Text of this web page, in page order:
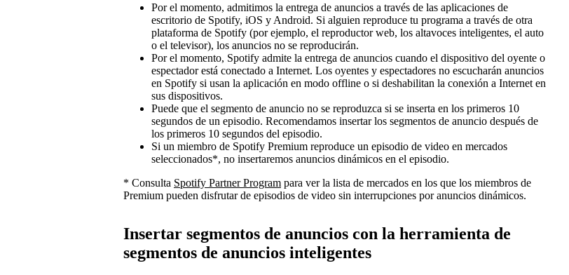
Por el momento, admitimos la entrega de anuncios a través de las aplicaciones de
escritorio de Spotify, iOS y Android. Si alguien reproduce tu programa a través de otra
plataforma de Spotify (por ejemplo, el reproductor web, los altavoces inteligentes, el auto
o el televisor), los anuncios no se reproducirán.
Por el momento, Spotify admite la entrega de anuncios cuando el dispositivo del oyente o
espectador está conectado a Internet. Los oyentes y espectadores no escucharán anuncios
en Spotify si usan la aplicación en modo offline o si deshabilitan la conexión a Internet en
sus dispositivos.
Puede que el segmento de anuncio no se reproduzca si se inserta en los primeros 10
segundos de un episodio. Recomendamos insertar los segmentos de anuncio después de
los primeros 10 segundos del episodio.
Si un miembro de Spotify Premium reproduce un episodio de video en mercados
seleccionados*, no insertaremos anuncios dinámicos en el episodio.
* Consulta Spotify Partner Program para ver la lista de mercados en los que los miembros de
Premium pueden disfrutar de episodios de video sin interrupciones por anuncios dinámicos.
Insertar segmentos de anuncios con la herramienta de
segmentos de anuncios inteligentes